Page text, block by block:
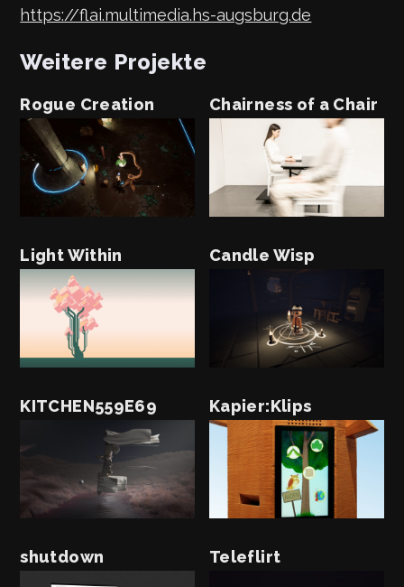
https://flai.multimedia.hs-augsburg.de
Weitere Projekte
Rogue Creation Chairness of a Chair
Light Within Candle Wisp
KITCHEN559E69 Kapier:Klips
shutdown Teleflirt